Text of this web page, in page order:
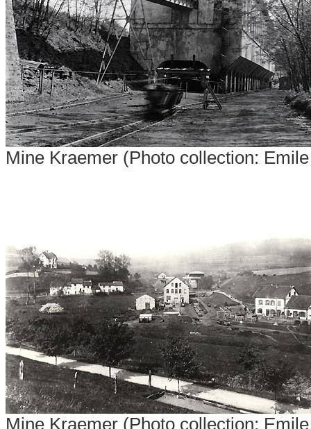
Mine Kraemer (Photo collection:
Mine Kraemer (Photo collection: